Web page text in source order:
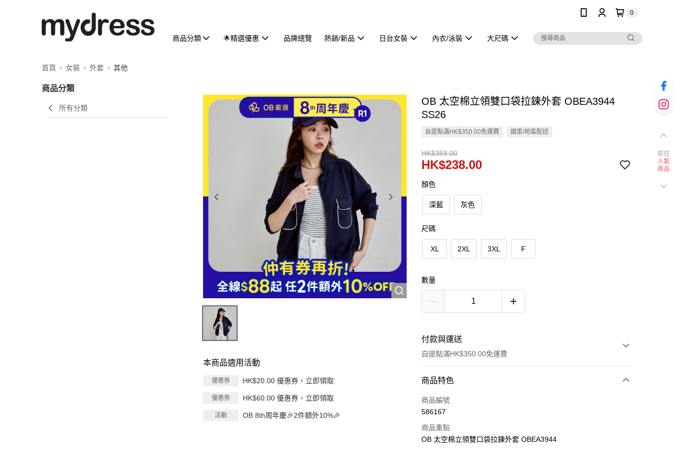
0
商品分類 🌟精選優惠 品牌總覽 熱銷/新品 日台女裝 內衣/泳裝 大尺碼
首頁 女裝 外套 其他
商品分類
所有分類
本商品適用活動
優惠券 HK$20.00 優惠券，立即領取
優惠券 HK$60.00 優惠券，立即領取
活動 OB 8th周年慶🎉2件額外10%🎉
OB 太空棉立領雙口袋拉鍊外套 OBEA3944
SS26
自提點滿HK$350.00免運費 國家/地區配送
HK$359.00
HK$238.00
顏色
深藍 灰色
尺碼
XL 2XL 3XL F
數量
付款與運送
自提點滿HK$350.00免運費
付款方式
信用卡
AlipayHK
商品特色
商品編號
586167
商品重點
OB 太空棉立領雙口袋拉鍊外套 OBEA3944
前往
人氣
商品